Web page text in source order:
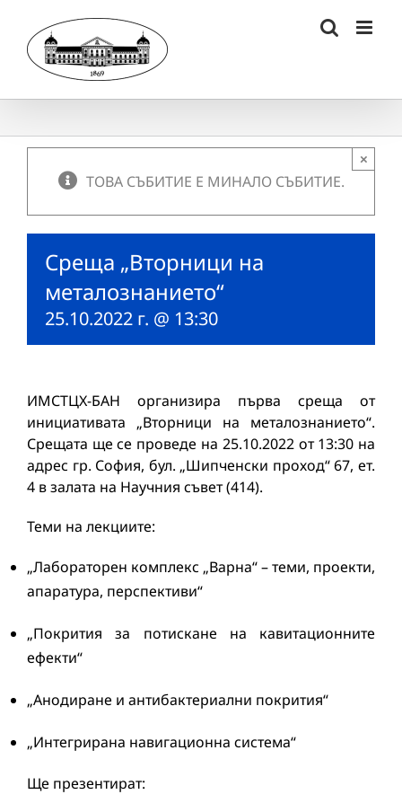
content
ТОВА СЪБИТИЕ Е МИНАЛО СЪБИТИЕ.
×
Среща „Вторници на
металознанието“
25.10.2022 г. @ 13:30
ИМСТЦХ-БАН организира първа среща от
инициативата „Вторници на металознанието“.
Срещата ще се проведе на 25.10.2022 от 13:30 на
адрес гр. София, бул. „Шипченски проход“ 67, ет.
4 в залата на Научния съвет (414).
Теми на лекциите:
„Лабораторен комплекс „Варна“ – теми, проекти,
апаратура, перспективи“
„Покрития за потискане на кавитационните
ефекти“
„Анодиране и антибактериални покрития“
„Интегрирана навигационна система“
Ще презентират: